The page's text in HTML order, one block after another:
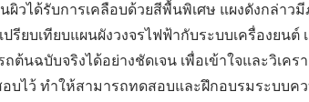
วได้รับการเคลือบด้วยสีพื้นพิเศษ แผงดังกล่าว
รียบเทียบแผนผังวงจรไฟฟ้ากับระบบเครื่องยนต์
ต้นฉบับจริงได้อย่างชัดเจน เพื่อเข้าใจและวิเ
บไว้ ทำให้สามารถทดสอบและฝึกอบรมระบบคว